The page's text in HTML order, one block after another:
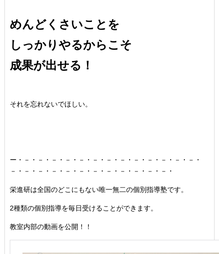
めんどくさいことを
しっかりやるからこそ
成果が出せる！
それを忘れないでほしい。
ー・－・－・－・－・－・－・－・－・－・－・－・－・－・
－・－・－・－・－・－・－・－・－・－・－・－・
栄進研は全国のどこにもない唯一無二の個別指導塾です。
2種類の個別指導を毎日受けることができます。
教室内部の動画を公開！！